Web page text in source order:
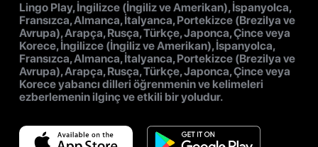
Lingo Play, İngilizce (İngiliz ve Amerikan), İspanyolca,
Fransızca, Almanca, İtalyanca, Portekizce (Brezilya ve
Avrupa), Arapça, Rusça, Türkçe, Japonca, Çince veya
Korece, İngilizce (İngiliz ve Amerikan), İspanyolca,
Fransızca, Almanca, İtalyanca, Portekizce (Brezilya ve
Avrupa), Arapça, Rusça, Türkçe, Japonca, Çince veya
Korece yabancı dilleri öğrenmenin ve kelimeleri
ezberlemenin ilginç ve etkili bir yoludur.